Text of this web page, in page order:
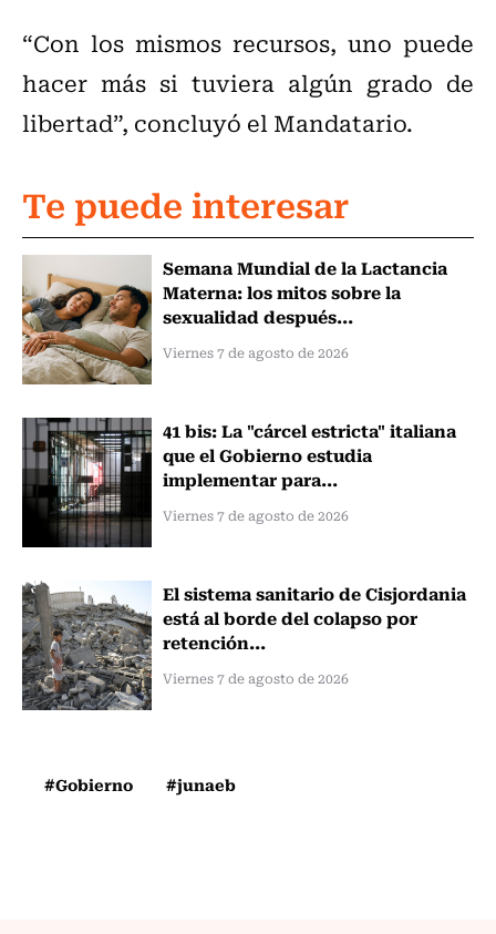
“Con los mismos recursos, uno puede
hacer más si tuviera algún grado de
libertad”, concluyó el Mandatario.
Te puede interesar
Semana Mundial de la Lactancia
Materna: los mitos sobre la
sexualidad después...
Viernes 7 de agosto de 2026
41 bis: La "cárcel estricta" italiana
que el Gobierno estudia
implementar para...
Viernes 7 de agosto de 2026
El sistema sanitario de Cisjordania
está al borde del colapso por
retención...
Viernes 7 de agosto de 2026
#Gobierno #junaeb